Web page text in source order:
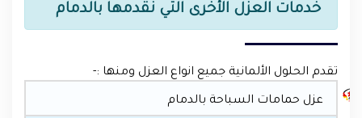
خدمات العزل الأخرى التي نقدمها بالدمام
تقدم الحلول الألمانية جميع انواع العزل ومنها :-
عزل حمامات السباحة بالدمام